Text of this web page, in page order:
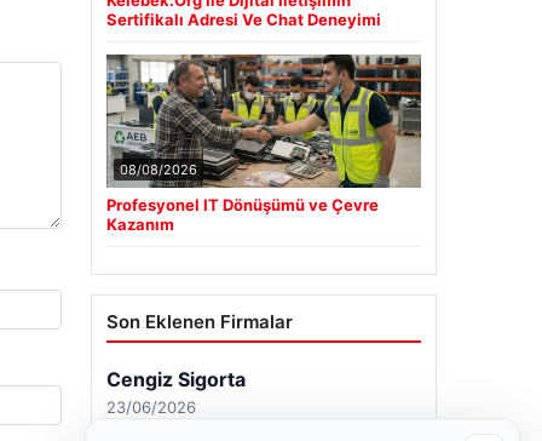
Sertifikalı Adresi Ve Chat Deneyimi
08/08/2026
Profesyonel IT Dönüşümü ve Çevre
Kazanım
Son Eklenen Firmalar
Cengiz Sigorta
23/06/2026